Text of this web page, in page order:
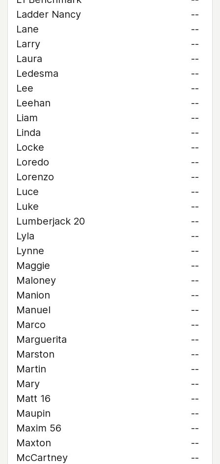
Ladder Nancy
--
Lane
--
Larry
--
Laura
--
Ledesma
--
Lee
--
Leehan
--
Liam
--
Linda
--
Locke
--
Loredo
--
Lorenzo
--
Luce
--
Luke
--
Lumberjack 20
--
Lyla
--
Lynne
--
Maggie
--
Maloney
--
Manion
--
Manuel
--
Marco
--
Marguerita
--
Marston
--
Martin
--
Mary
--
Matt 16
--
Maupin
--
Maxim 56
--
Maxton
--
McCartney
--